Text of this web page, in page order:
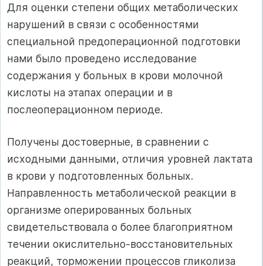
Для оценки степени общих метаболических
нарушений в связи с особенностями
специальной предоперационной подготовки
нами было проведено исследование
содержания у больных в крови молочной
кислоты на этапах операции и в
послеоперационном периоде.
Получены достоверные, в сравнении с
исходными данными, отличия уровней лактата
в крови у подготовленных больных.
Направленность метаболической реакции в
организме оперированных больных
свидетельствовала о более благоприятном
течении окислительно-восстановительных
реакций, торможении процессов гликолиза